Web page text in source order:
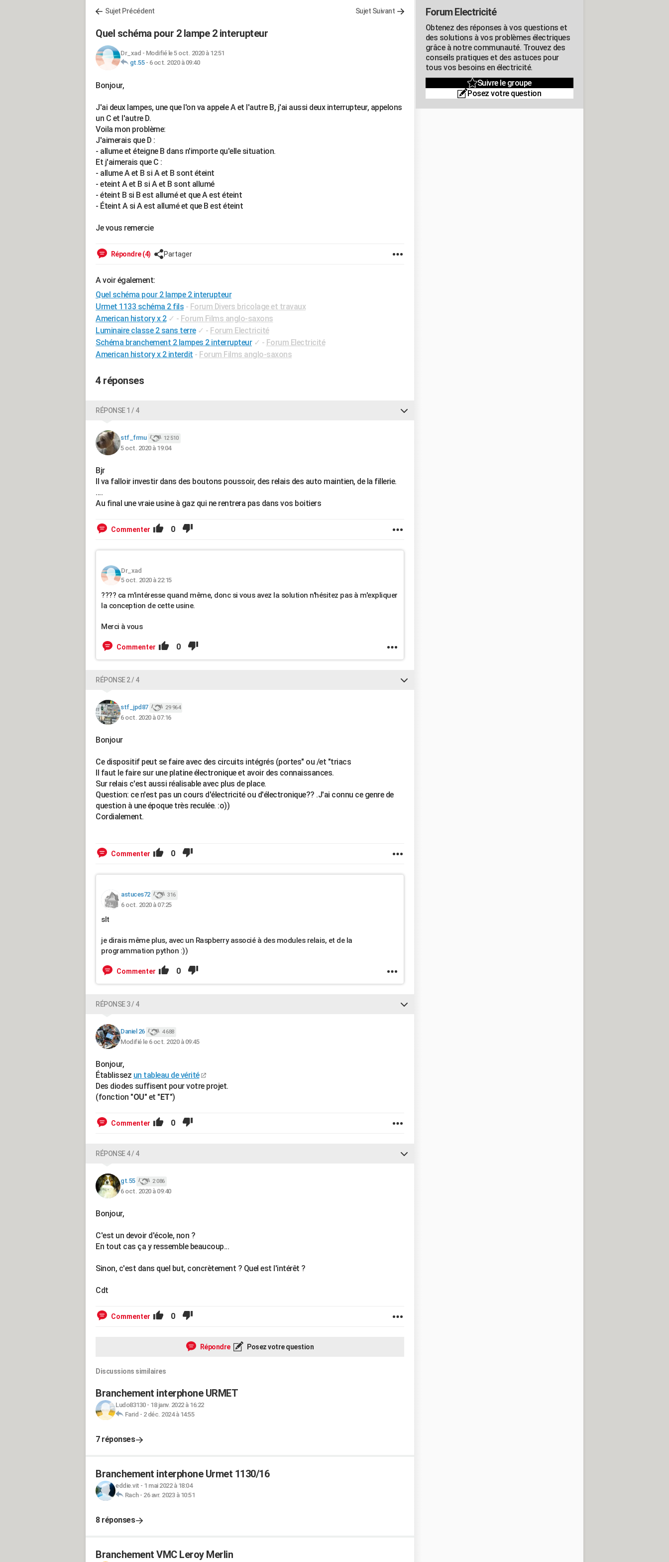
Sujet Précédent Sujet Suivant
Quel schéma pour 2 lampe 2 interupteur
Dr_xad - Modifié le 5 oct. 2020 à 12:51
gt.55- 6 oct. 2020 à 09:40
Bonjour,
J'ai deux lampes, une que l'on va appele A et l'autre B, j'ai aussi deux interrupteur, appelons
un C et l'autre D.
Voila mon problème:
J'aimerais que D :
- allume et éteigne B dans n'importe qu'elle situation.
Et j'aimerais que C :
- allume A et B si A et B sont éteint
- eteint A et B si A et B sont allumé
- éteint B si B est allumé et que A est éteint
- Éteint A si A est allumé et que B est éteint
Je vous remercie
Répondre (4) Partager
A voir également:
Quel schéma pour 2 lampe 2 interupteur
Urmet 1133 schéma 2 fils - Forum Divers bricolage et travaux
American history x 2 ✓ - Forum Films anglo-saxons
Luminaire classe 2 sans terre ✓ - Forum Electricité
Schéma branchement 2 lampes 2 interrupteur ✓ - Forum Electricité
American history x 2 interdit - Forum Films anglo-saxons
4 réponses
RÉPONSE 1 / 4
stf_frmu 12 510
5 oct. 2020 à 19:04
Bjr
Il va falloir investir dans des boutons poussoir, des relais des auto maintien, de la fillerie.
....
Au final une vraie usine à gaz qui ne rentrera pas dans vos boitiers
Commenter 0
Dr_xad
5 oct. 2020 à 22:15
???? ca m'intéresse quand même, donc si vous avez la solution n'hésitez pas à m'expliquer
la conception de cette usine.
Merci à vous
Commenter 0
RÉPONSE 2 / 4
stf_jpd87 29 964
6 oct. 2020 à 07:16
Bonjour
Ce dispositif peut se faire avec des circuits intégrés (portes" ou /et "triacs
Il faut le faire sur une platine électronique et avoir des connaissances.
Sur relais c'est aussi réalisable avec plus de place.
Question: ce n'est pas un cours d'électricité ou d'électronique?? .J'ai connu ce genre de
question à une époque très reculée. :o))
Cordialement.
Commenter 0
astuces72 316
6 oct. 2020 à 07:25
slt
je dirais même plus, avec un Raspberry associé à des modules relais, et de la
programmation python :))
Commenter 0
RÉPONSE 3 / 4
Daniel 26 4 688
Modifié le 6 oct. 2020 à 09:45
Bonjour,
Établissez un tableau de vérité
Des diodes suffisent pour votre projet.
(fonction "OU" et "ET")
Commenter 0
RÉPONSE 4 / 4
gt.55 2 086
6 oct. 2020 à 09:40
Bonjour,
C'est un devoir d'école, non ?
En tout cas ça y ressemble beaucoup...
Sinon, c'est dans quel but, concrètement ? Quel est l'intérêt ?
Cdt
Commenter 0
Répondre Posez votre question
Discussions similaires
Branchement interphone URMET
Ludo83130- 18 janv. 2022 à 16:22
Farid - 2 déc. 2024 à 14:55
7 réponses
Branchement interphone Urmet 1130/16
eddie.vit - 1 mai 2022 à 18:04
Rach- 26 avr. 2023 à 10:51
8 réponses
Branchement VMC Leroy Merlin
Forum Electricité
Obtenez des réponses à vos questions et
des solutions à vos problèmes électriques
grâce à notre communauté. Trouvez des
conseils pratiques et des astuces pour
tous vos besoins en électricité.
Suivre le groupe
Posez votre question